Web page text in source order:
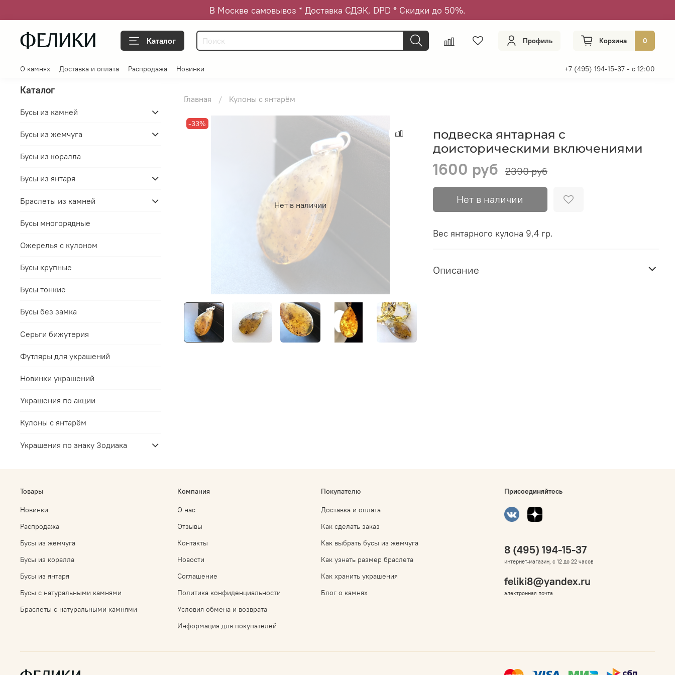
В Москве самовывоз * Доставка СДЭК, DPD * Скидки до 50%.
Каталог Профиль Корзина 0
О камнях Доставка и оплата Распродажа Новинки +7 (495) 194-15-37 - с 12:00
Главная Кулоны с янтарём
Нет в наличии
-33%
подвеска янтарная с
доисторическими включениями
1600 руб 2390 руб
Нет в наличии
Вес янтарного кулона 9,4 гр.
Описание
Каталог
Бусы из камней
Бусы из жемчуга
Бусы из коралла
Бусы из янтаря
Браслеты из камней
Бусы многорядные
Ожерелья с кулоном
Бусы крупные
Бусы тонкие
Бусы без замка
Серьги бижутерия
Футляры для украшений
Новинки украшений
Украшения по акции
Кулоны с янтарём
Украшения по знаку Зодиака
Товары
Новинки
Распродажа
Бусы из жемчуга
Бусы из коралла
Бусы из янтаря
Бусы с натуральными камнями
Браслеты с натуральными камнями
Компания
О нас
Отзывы
Контакты
Новости
Соглашение
Политика конфиденциальности
Условия обмена и возврата
Информация для покупателей
Покупателю
Доставка и оплата
Как сделать заказ
Как выбрать бусы из жемчуга
Как узнать размер браслета
Как хранить украшения
Блог о камнях
Присоединяйтесь
8 (495) 194-15-37
интернет-магазин, с 12 до 22 часов
feliki8@yandex.ru
электронная почта